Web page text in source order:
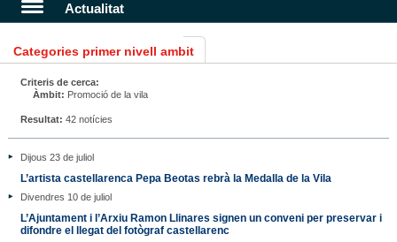
Actualitat
Categories primer nivell ambit
Criteris de cerca:
Àmbit: Promoció de la vila
Resultat: 42 notícies
Dijous 23 de juliol
L’artista castellarenca Pepa Beotas rebrà la Medalla de la Vila
Divendres 10 de juliol
L’Ajuntament i l’Arxiu Ramon Llinares signen un conveni per preservar i
difondre el llegat del fotògraf castellarenc